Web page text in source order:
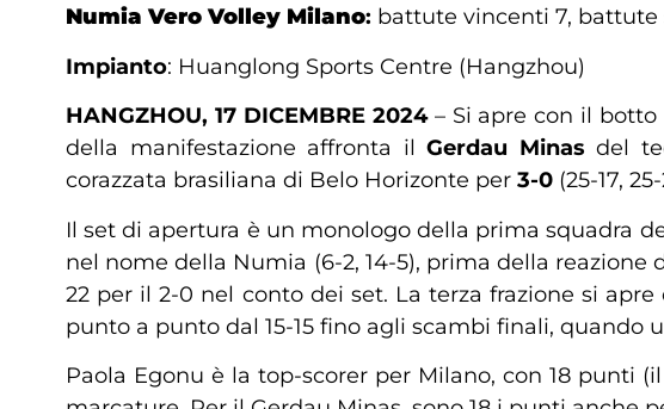
Numia Vero Volley Milano: battute vincenti 7, battute
Impianto: Huanglong Sports Centre (Hangzhou)
HANGZHOU, 17 DICEMBRE 2024– Si apre con il
della manifestazione affronta ilGerdau Minas del
corazzata brasiliana di Belo Horizonte per 3-0 (25-17,
Il set di apertura è un monologo della prima squadra
nel nome della Numia (6-2, 14-5), prima della reazione
22 per il 2-0 nel conto dei set. La terza frazione si apre
punto a punto dal 15-15 fino agli scambi finali, quando
Paola Egonu è la top-scorer per Milano, con 18 punti